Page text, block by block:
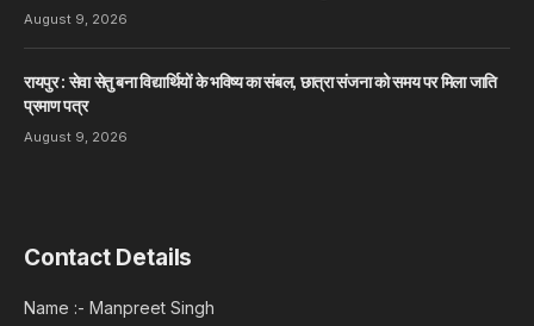
August 9, 2026
रायपुर : सेवा सेतु बना विद्यार्थियों के भविष्य का संबल, छात्रा संजना को समय पर मिला जाति
प्रमाण पत्र
August 9, 2026
Contact Details
Name :- Manpreet Singh